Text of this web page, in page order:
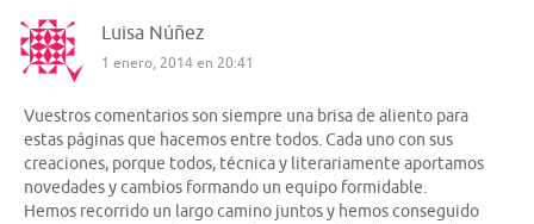
Luisa Núñez
1 enero, 2014 en 20:41
Vuestros comentarios son siempre una brisa de aliento para
estas páginas que hacemos entre todos. Cada uno con sus
creaciones, porque todos, técnica y literariamente aportamos
novedades y cambios formando un equipo formidable.
Hemos recorrido un largo camino juntos y hemos conseguido